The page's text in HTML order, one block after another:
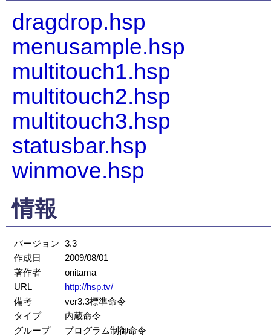
dragdrop.hsp
menusample.hsp
multitouch1.hsp
multitouch2.hsp
multitouch3.hsp
statusbar.hsp
winmove.hsp
情報
バージョン 3.3
作成日
2009/08/01
著作者
onitama
URL
http://hsp.tv/
備考
ver3.3標準命令
タイプ
内蔵命令
グループ
プログラム制御命令